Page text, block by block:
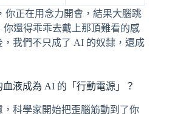
你正在用念力開會，結果大腦跳
你還得乖乖去戴上那頂難看的感
我們不只成了 AI 的奴隸，還成
液成為 AI 的「行動電源」？
科學家開始把歪腦筋動到了你